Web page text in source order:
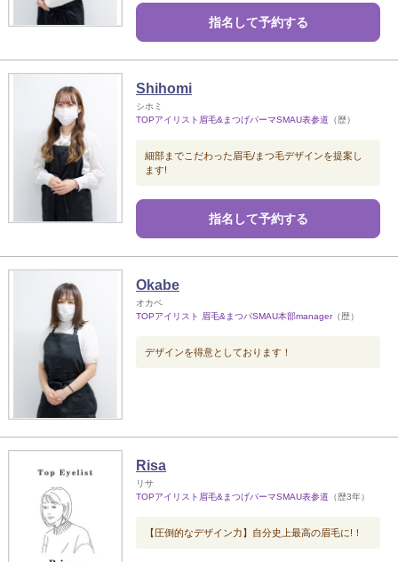
指名して予約する
Shihomi
シホミ
TOPアイリスト眉毛&まつげパーマSMAU表参道 （歴）
細部までこだわった眉毛/まつ毛デザインを提案し
ます!
指名して予約する
Okabe
オカベ
TOPアイリスト 眉毛&まつパSMAU本部manager（歴）
デザインを得意としております！
Risa
リサ
TOPアイリスト眉毛&まつげパーマSMAU表参道 （歴3年）
【圧倒的なデザイン力】自分史上最高の眉毛に!！